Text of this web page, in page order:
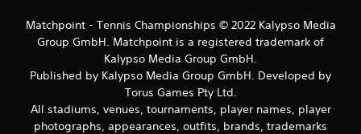
Matchpoint - Tennis Championships © 2022 Kalypso Media
Group GmbH. Matchpoint is a registered trademark of
Kalypso Media Group GmbH.
Published by Kalypso Media Group GmbH. Developed by
Torus Games Pty Ltd.
All stadiums, venues, tournaments, player names, player
photographs, appearances, outfits, brands, trademarks